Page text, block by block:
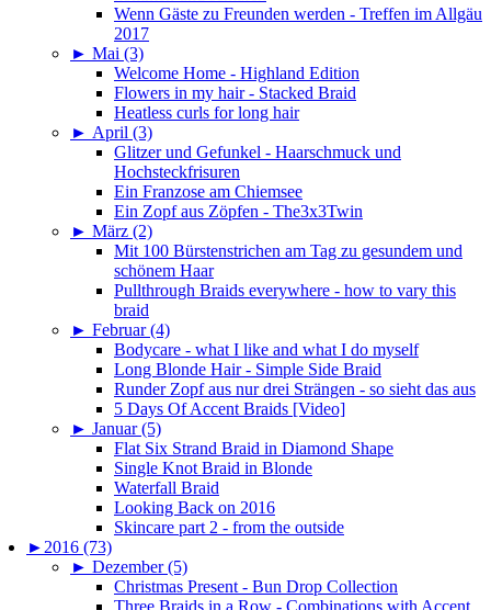
Wenn Gäste zu Freunden werden - Treffen im Allgäu
2017
► Mai (3)
Welcome Home - Highland Edition
Flowers in my hair - Stacked Braid
Heatless curls for long hair
► April (3)
Glitzer und Gefunkel - Haarschmuck und
Hochsteckfrisuren
Ein Franzose am Chiemsee
Ein Zopf aus Zöpfen - The3x3Twin
► März (2)
Mit 100 Bürstenstrichen am Tag zu gesundem und
schönem Haar
Pullthrough Braids everywhere - how to vary this
braid
► Februar (4)
Bodycare - what I like and what I do myself
Long Blonde Hair - Simple Side Braid
Runder Zopf aus nur drei Strängen - so sieht das aus
5 Days Of Accent Braids [Video]
► Januar (5)
Flat Six Strand Braid in Diamond Shape
Single Knot Braid in Blonde
Waterfall Braid
Looking Back on 2016
Skincare part 2 - from the outside
► 2016 (73)
► Dezember (5)
Christmas Present - Bun Drop Collection